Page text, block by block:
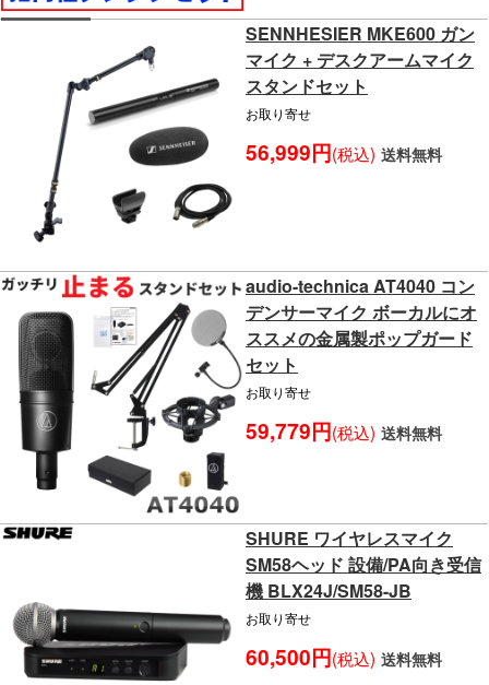
SENNHESIER MKE600 ガン
マイク + デスクアームマイク
スタンドセット
お取り寄せ
56,999円(税込) 送料無料
audio-technica AT4040 コン
デンサーマイク ボーカルにオ
ススメの金属製ポップガード
セット
お取り寄せ
59,779円(税込) 送料無料
SHURE ワイヤレスマイク
SM58ヘッド 設備/PA向き受信
機 BLX24J/SM58-JB
お取り寄せ
60,500円(税込) 送料無料